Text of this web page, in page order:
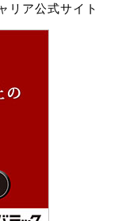
リア公式サイト